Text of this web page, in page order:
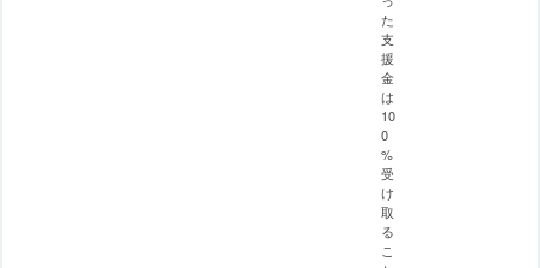
た
支
援
金
は
10
0
%
受
け
取
る
こ